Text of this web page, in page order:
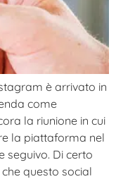
è arrivato in
come
la riunione in cui
la piattaforma nel
seguivo. Di certo
questo social